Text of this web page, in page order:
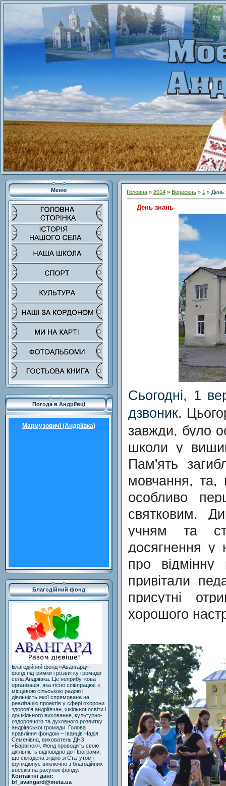
Меню
Погода в Андріївці
Мармузовичі (Андріївка)
Благодійний фонд
Благодійний фонд «Авангард» –
фонд підтримки і розвитку громади
села Андріївка. Це неприбуткова
організація, яка тісно співпрацює з
місцевою сільською радою і
діяльність якої спрямована на
реалізацію проектів у сфері охорони
здоров'я андріївчан, шкільної освіти і
дошкільного виховання, культурно-
оздоровчого та духовного розвитку
андріївської громади. Голова
правління фондом – Іванців Надія
Семенівна, вихователь ДНЗ
«Барвінок». Фонд проводить свою
діяльність відповідно до Програми,
що складена згідно зі Статутом і
функціонує виключно з благодійних
внесків на рахунок фонду.
Контактні дані:
bf_avangard@meta.ua
Головна » 2014 » Вересень » 1 » День
День знань
Сьогодні, 1
дзвоник.
завжди, було
школи у
Пам'ять
мовчання,
особливо
святковим.
учням та
досягнення у
про відмінну
привітали
присутні
хорошого